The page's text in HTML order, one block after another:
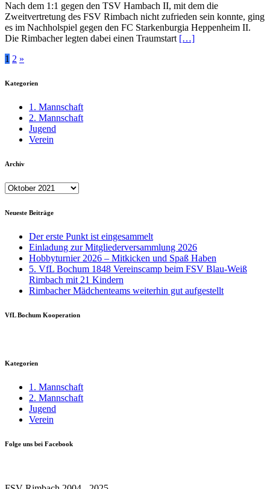
Rimbach
II
mit
Nach dem 1:1 gegen den TSV Hambach II, mit dem die
Zweitvertretung des FSV Rimbach nicht zufrieden sein konnte, ging
es im Nachholspiel gegen den FC Starkenburgia Heppenheim II.
Die Rimbacher legten dabei einen Traumstart […]
Seitennummerierung
der
1 2 »
Kategorien
1. Mannschaft
2. Mannschaft
Jugend
Verein
Archiv
Archiv
Neueste Beiträge
Der erste Punkt ist eingesammelt
Einladung zur Mitgliederversammlung 2026
Hobbyturnier 2026 – Mitkicken und Spaß Haben
5. VfL Bochum 1848 Vereinscamp beim FSV Blau-Weiß
Rimbach mit 21 Kindern
Rimbacher Mädchenteams weiterhin gut aufgestellt
VfL Bochum Kooperation
Kategorien
1. Mannschaft
2. Mannschaft
Jugend
Verein
Folge uns bei Facebook